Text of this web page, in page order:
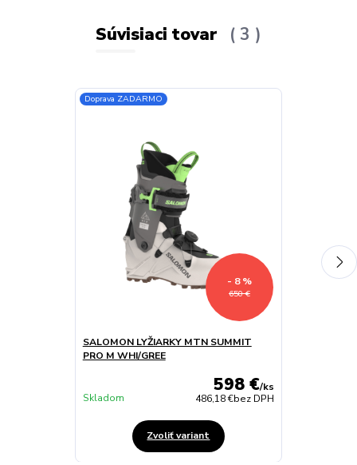
Súvisiaci tovar 3
Doprava ZADARMO
650 €
- 8 %
SALOMON LYŽIARKY MTN SUMMIT
PRO M WHI/GREE
598 €/ks
486,18 €bez DPH
Skladom
Zvoliť variant